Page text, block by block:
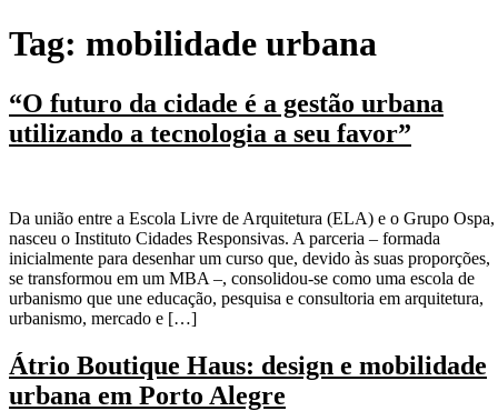
Tag: mobilidade urbana
“O futuro da cidade é a gestão urbana
utilizando a tecnologia a seu favor”
Da união entre a Escola Livre de Arquitetura (ELA) e o Grupo Ospa,
nasceu o Instituto Cidades Responsivas. A parceria – formada
inicialmente para desenhar um curso que, devido às suas proporções,
se transformou em um MBA –, consolidou-se como uma escola de
urbanismo que une educação, pesquisa e consultoria em arquitetura,
urbanismo, mercado e […]
Átrio Boutique Haus: design e mobilidade
urbana em Porto Alegre